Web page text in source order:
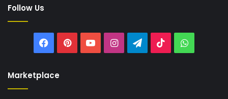
Follow Us
Facebook
PinterestYouTubeInstagramTelegram
TikTok
Marketplace